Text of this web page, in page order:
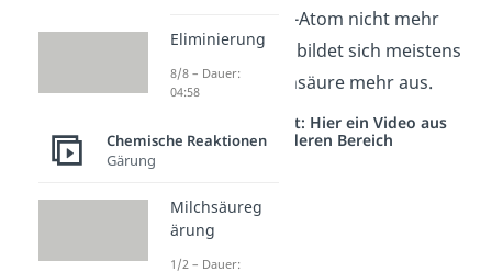
der Alkohol sein H-Atom nicht mehr
abgeben. Deshalb bildet sich meistens
auch keine Carbonsäure mehr aus.
Studyflix vernetzt: Hier ein Video aus
einem anderen Bereich
Eliminierung
8/8 – Dauer:
04:58
Chemische Reaktionen
Gärung
Milchsäureg
ärung
1/2 – Dauer: